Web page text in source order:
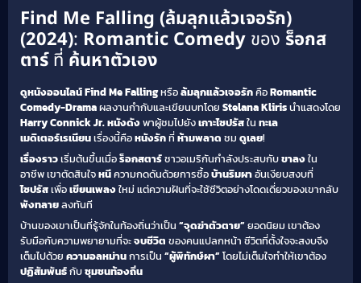
Find Me Falling (ล้มลุกแล้วเจอรัก)
(2024): Romantic Comedy ของ ร็อกส
ตาร์ที่ ค้นหาตัวเอง
ดูหนังออนไลน์Find Me Fallingหรือล้มลุกแล้วเจอรักคือRomantic
Comedy-Dramaผลงานกำกับและเขียนบทโดย Stelana Klirisนำแสดงโดย
Harry Connick Jr.หนังดังพาผู้ชมไปยังเกาะไซปรัสใน ทะเล
เมดิเตอร์เรเนียนเรื่องนี้คือหนังรักที่ห้ามพลาด ชม ดูเลย!
เรื่องราวเริ่มต้นขึ้นเมื่อร็อกสตาร์ชาวอเมริกันกำลังประสบกับขาลงใน
อาชีพ เขาตัดสินใจหนีความกดดันด้วยการซื้อบ้านริมผาอันเงียบสงบที่
ไซปรัสเพื่อเขียนเพลงใหม่ แต่ความฝันที่จะใช้ชีวิตอย่างโดดเดี่ยวของเขากลับ
พังทลายลงทันที
บ้านของเขาเป็นที่รู้จักในท้องถิ่นว่าเป็น “จุดฆ่าตัวตาย”ยอดนิยม เขาต้อง
รับมือกับความพยายามที่จะจบชีวิต ของคนแปลกหน้า ชีวิตที่ตั้งใจจะสงบจึง
เต็มไปด้วย ความอลหม่านการเป็น “ผู้พิทักษ์ผา”โดยไม่เต็มใจทำให้เขาต้อง
ปฏิสัมพันธ์กับชุมชนท้องถิ่น